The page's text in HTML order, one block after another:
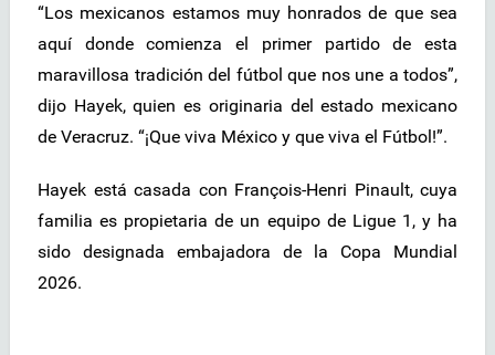
“Los mexicanos estamos muy honrados de que sea
aquí donde comienza el primer partido de esta
maravillosa tradición del fútbol que nos une a todos”,
dijo Hayek, quien es originaria del estado mexicano
de Veracruz. “¡Que viva México y que viva el Fútbol!”.
Hayek está casada con François-Henri Pinault, cuya
familia es propietaria de un equipo de Ligue 1, y ha
sido designada embajadora de la Copa Mundial
2026.